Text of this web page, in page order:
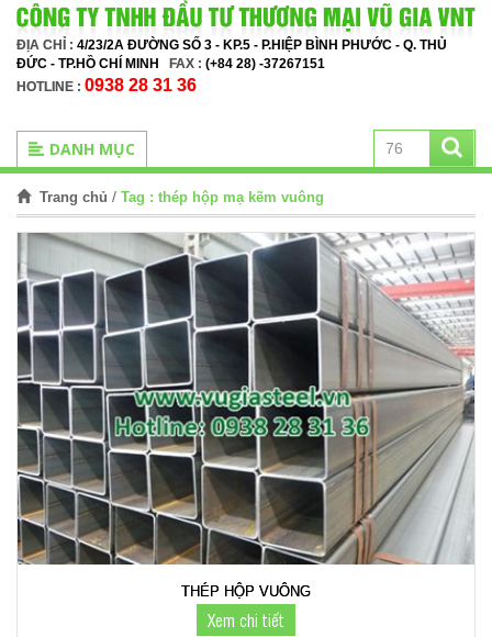
ĐỊA CHỈ : 4/23/2A ĐƯỜNG SỐ 3 - KP.5 - P.HIỆP BÌNH PHƯỚC - Q. THỦ
ĐỨC - TP.HỒ CHÍ MINH
FAX : (+84 28) -37267151
HOTLINE : 0938 28 31 36
DANH MỤC
Trang chủ / Tag : thép hộp mạ kẽm vuông
THÉP HỘP VUÔNG
Xem chi tiết